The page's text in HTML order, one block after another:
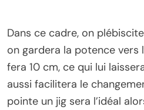
Dans ce cadre, on
on gardera la potence vers
fera 10 cm, ce qui lui
aussi facilitera le
pointe un jig sera l’idéal